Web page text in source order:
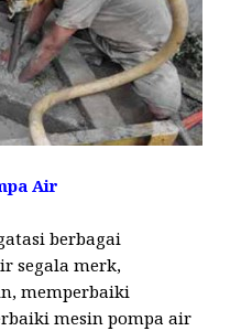
Air
berbagai
segala merk,
memperbaiki
mesin pompa air